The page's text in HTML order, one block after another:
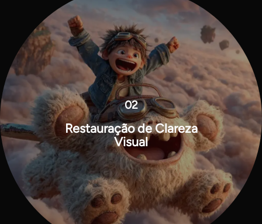
02
Restauração de Clareza
Visual